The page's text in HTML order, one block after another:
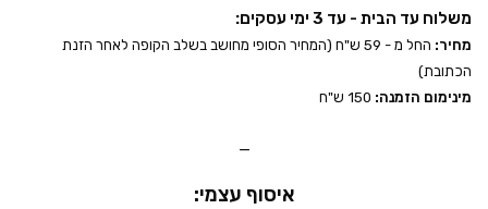
משלוח עד הבית - עד 3 ימי עסקים:
מחיר:
החל מ - 59 ש"ח (המחיר הסופי מחושב בשלב הקופה לאחר הזנת
הכתובת)
מינימום הזמנה:
_
איסוף עצמי: